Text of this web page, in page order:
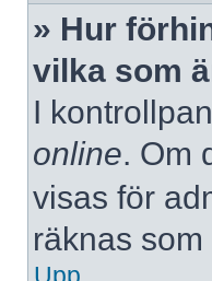
» Hur
vilka som
I
online. Om
visas för
räknas